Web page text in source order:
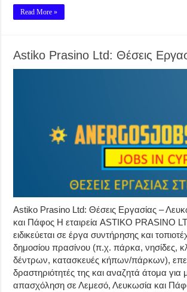
Read More »
Astiko Prasino Ltd: Θέσεις
Astiko Prasino Ltd: Θέσεις Εργασίας –
και Πάφος Η εταιρεία ASTIKO PRASINO
ειδικεύεται σε έργα συντήρησης και
δημοσίου πρασίνου (π.χ. πάρκα, νησίδες,
δέντρων, κατασκευές κήπων/πάρκων),
δραστηριότητές της και αναζητά άτομα για
απασχόληση σε Λεμεσό, Λευκωσία και